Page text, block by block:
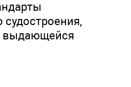
судостроения,
выдающейся